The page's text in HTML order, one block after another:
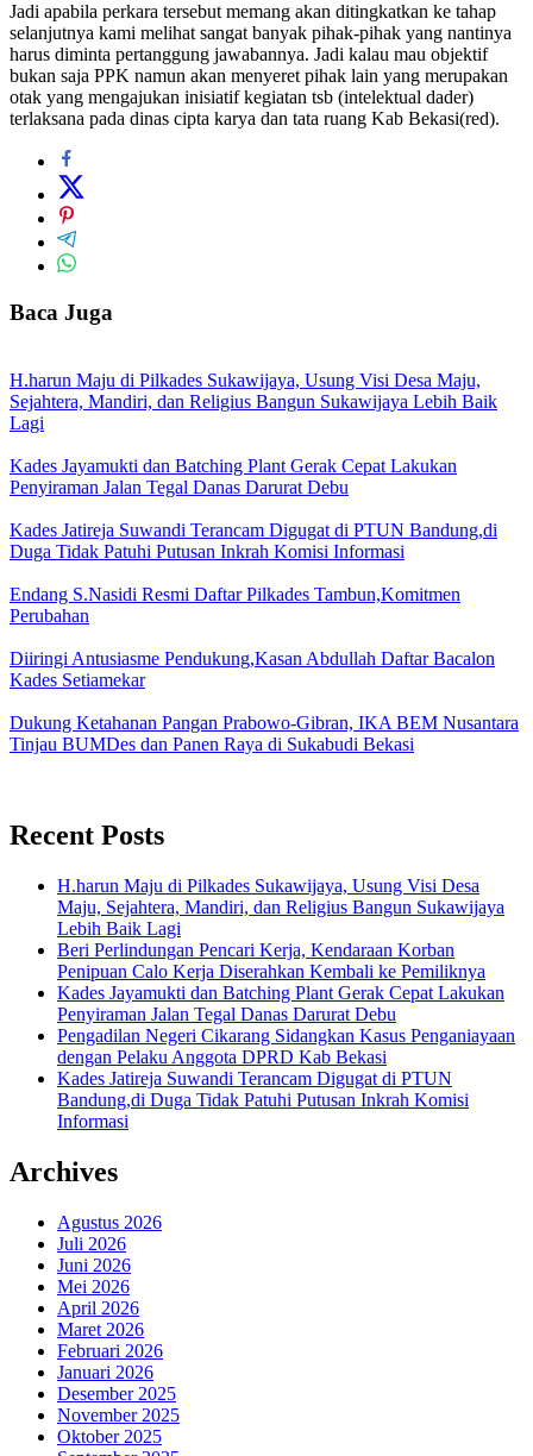
Jadi apabila perkara tersebut memang akan ditingkatkan ke tahap
selanjutnya kami melihat sangat banyak pihak-pihak yang nantinya
harus diminta pertanggung jawabannya. Jadi kalau mau objektif
bukan saja PPK namun akan menyeret pihak lain yang merupakan
otak yang mengajukan inisiatif kegiatan tsb (intelektual dader)
terlaksana pada dinas cipta karya dan tata ruang Kab Bekasi(red).
Baca Juga
H.harun Maju di Pilkades Sukawijaya, Usung Visi Desa Maju,
Sejahtera, Mandiri, dan Religius Bangun Sukawijaya Lebih Baik
Lagi
Kades Jayamukti dan Batching Plant Gerak Cepat Lakukan
Penyiraman Jalan Tegal Danas Darurat Debu
Kades Jatireja Suwandi Terancam Digugat di PTUN Bandung,di
Duga Tidak Patuhi Putusan Inkrah Komisi Informasi
Endang S.Nasidi Resmi Daftar Pilkades Tambun,Komitmen
Perubahan
Diiringi Antusiasme Pendukung,Kasan Abdullah Daftar Bacalon
Kades Setiamekar
Dukung Ketahanan Pangan Prabowo-Gibran, IKA BEM Nusantara
Tinjau BUMDes dan Panen Raya di Sukabudi Bekasi
Recent Posts
H.harun Maju di Pilkades Sukawijaya, Usung Visi Desa
Maju, Sejahtera, Mandiri, dan Religius Bangun Sukawijaya
Lebih Baik Lagi
Beri Perlindungan Pencari Kerja, Kendaraan Korban
Penipuan Calo Kerja Diserahkan Kembali ke Pemiliknya
Kades Jayamukti dan Batching Plant Gerak Cepat Lakukan
Penyiraman Jalan Tegal Danas Darurat Debu
Pengadilan Negeri Cikarang Sidangkan Kasus Penganiayaan
dengan Pelaku Anggota DPRD Kab Bekasi
Kades Jatireja Suwandi Terancam Digugat di PTUN
Bandung,di Duga Tidak Patuhi Putusan Inkrah Komisi
Informasi
Archives
Agustus 2026
Juli 2026
Juni 2026
Mei 2026
April 2026
Maret 2026
Februari 2026
Januari 2026
Desember 2025
November 2025
Oktober 2025